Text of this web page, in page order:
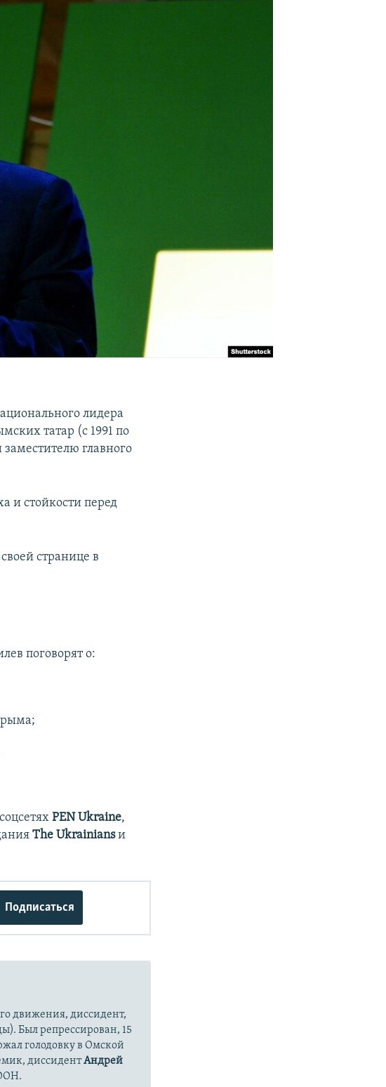
лидера
татар (с 1991 по
главного
и стойкости перед
странице в
поговорят о:
PEN Ukraine,
The Ukrainiansи
Подписаться
движения, диссидент,
Был репрессирован, 15
голодовку в Омской
диссидентАндрей